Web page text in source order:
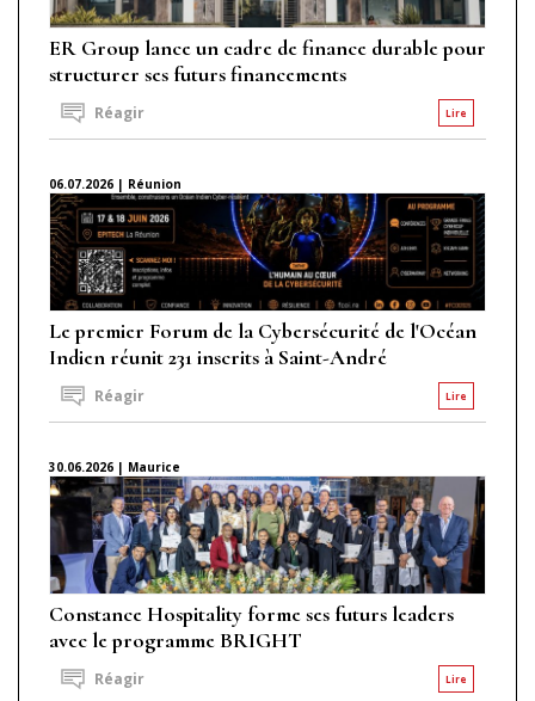
ER Group lance un cadre de finance durable pour
structurer ses futurs financements
Lire
Réagir
06.07.2026 | Réunion
Le premier Forum de la Cybersécurité de l'Océan
Indien réunit 231 inscrits à Saint-André
Lire
Réagir
30.06.2026 | Maurice
Constance Hospitality forme ses futurs leaders
avec le programme BRIGHT
Lire
Réagir